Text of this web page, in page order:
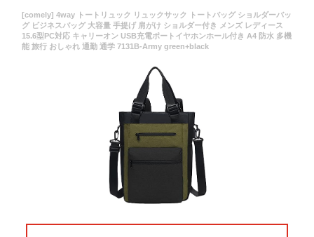
[comely] 4way トートリュック リュックサック トートバッグ ショルダーバッ
グ ビジネスバッグ 大容量 手提げ 肩がけ ショルダー付き メンズ レディース
15.6型PC対応 キャリーオン USB充電ポートイヤホンホール付き A4 防水 多機
能 旅行 おしゃれ 通勤 通学 7131B-Army green+black